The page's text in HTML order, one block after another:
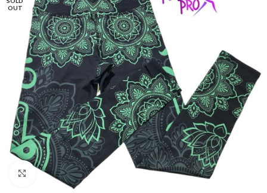
OUT
Click to enlarge